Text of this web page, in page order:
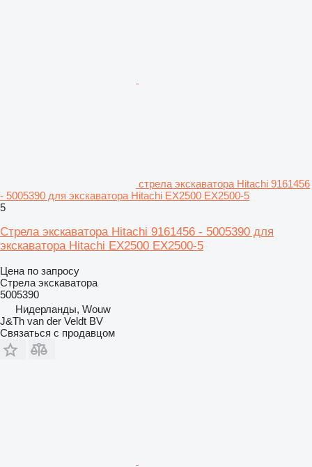
стрела экскаватора Hitachi 9161456
- 5005390 для экскаватора Hitachi EX2500 EX2500-5
5
Стрела экскаватора Hitachi 9161456 - 5005390 для
экскаватора Hitachi EX2500 EX2500-5
Цена по запросу
Стрела экскаватора
5005390
Нидерланды, Wouw
J&Th van der Veldt BV
Связаться с продавцом